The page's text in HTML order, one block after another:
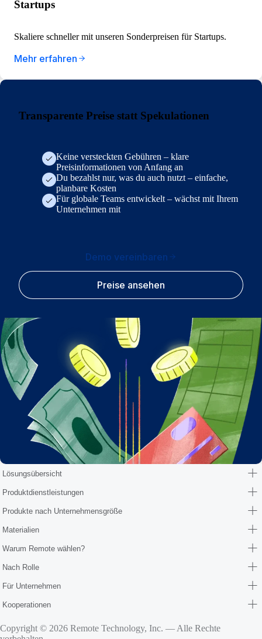
Startups
Skaliere schneller mit unseren Sonderpreisen für Startups.
Mehr erfahren
Transparente Preise statt Spekulationen
Keine versteckten Gebühren – klare
Preisinformationen von Anfang an
Du bezahlst nur, was du auch nutzt – einfache,
planbare Kosten
Für globale Teams entwickelt – wächst mit Ihrem
Unternehmen mit
Demo vereinbaren
Preise ansehen
Lösungsübersicht
Produktdienstleistungen
Produkte nach Unternehmensgröße
Materialien
Warum Remote wählen?
Nach Rolle
Für Unternehmen
Kooperationen
Copyright © 2026 Remote Technology, Inc. — Alle Rechte